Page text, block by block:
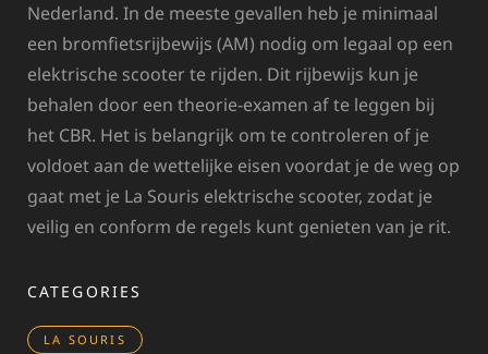
Nederland. In de meeste gevallen heb je minimaal
een bromfietsrijbewijs (AM) nodig om legaal op een
elektrische scooter te rijden. Dit rijbewijs kun je
behalen door een theorie-examen af te leggen bij
het CBR. Het is belangrijk om te controleren of je
voldoet aan de wettelijke eisen voordat je de weg op
gaat met je La Souris elektrische scooter, zodat je
veilig en conform de regels kunt genieten van je rit.
CATEGORIES
LA SOURIS